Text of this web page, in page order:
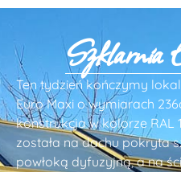
Ten tydzień kończymy
Euro Maxi o wymiarach
konstrukcja w kolorze RAL
została na dachu pokryta
powłoką dyfuzyjną, a na